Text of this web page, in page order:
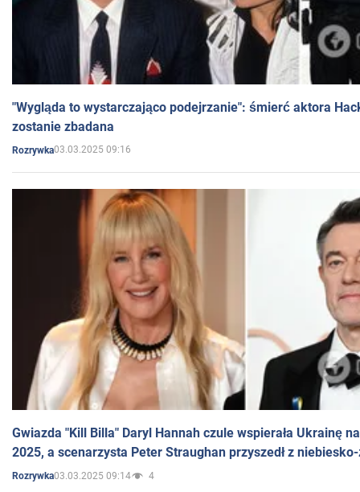
"Wygląda to wystarczająco podejrzanie": śmierć aktora
zostanie zbadana
Rozrywka03.03.2025 09:16
Gwiazda "Kill Billa" Daryl Hannah czule wspierała Ukrainę
2025, a scenarzysta Peter Straughan przyszedł z
Rozrywka03.03.2025 09:14 4